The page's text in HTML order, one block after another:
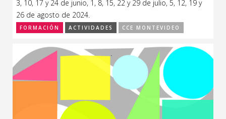
3, 10, 17 y 24 de junio, 1, 8, 15, 22 y 29 de julio, 5, 12, 19 y
26 de agosto de 2024.
FORMACIÓN ACTIVIDADES CCE MONTEVIDEO